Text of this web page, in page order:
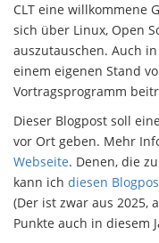
CLT eine willkommene
sich über Linux, Open
auszutauschen. Auch
einem eigenen Stand
Vortragsprogramm
Dieser Blogpost soll
vor Ort geben. Mehr
Webseite. Denen, die
kann ich diesen
(Der ist zwar aus 2025,
Punkte auch in diesem